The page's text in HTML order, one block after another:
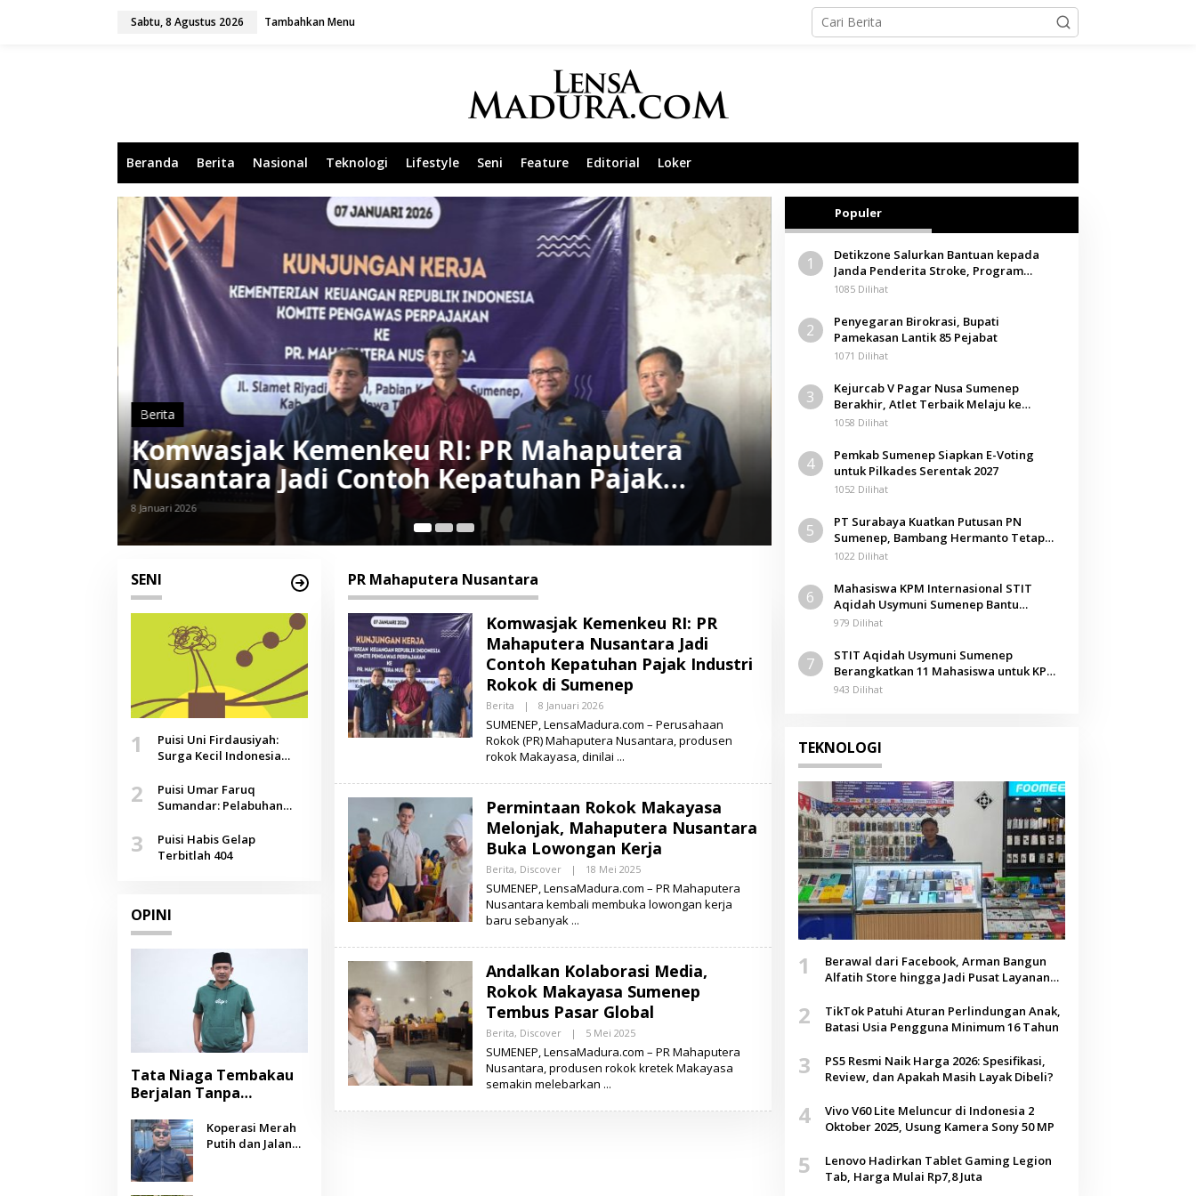
Sabtu, 8 Agustus 2026 Tambahkan Menu
Beranda Berita Nasional Teknologi Lifestyle Seni Feature Editorial Loker
Berita Discover
Permintaan Rokok Makayasa Melonjak,
Mahaputera Nusantara Buka Lowongan Kerja
18 Mei 2025
Berita ,Discover
Andalkan Kolaborasi Media,
Sumenep Tembus Pasar Global
SENI
1
Puisi Uni Firdausiyah:
Surga Kecil Indonesia
Doa yang Jauh, Narasi
Agustus
2
Puisi Umar Faruq
Sumandar: Pelabuhan
Selendang Benang Merah
Lombang
3
Puisi Habis Gelap
Terbitlah 404
OPINI
Tata Niaga Tembakau
Berjalan Tanpa
Negara Berpihak
kepada Petani?
Koperasi Merah
Putih dan Jalan
PR Mahaputera Nusantara
Komwasjak Kemenkeu RI: PR
Mahaputera Nusantara Jadi
Contoh Kepatuhan Pajak Industri
Rokok di Sumenep
Berita | 8 Januari 2026O
E
H
L
A
M
A
U
R
SUMENEP, LensaMadura.com – Perusahaan
Rokok (PR) Mahaputera Nusantara, produsen
rokok Makayasa, dinilai
Permintaan Rokok Makayasa
Melonjak, Mahaputera Nusantara
Buka Lowongan Kerja
Berita, Discover | 18 Mei 2025O
E
H
A
M
A
U
SUMENEP, LensaMadura.com – PR Mahaputera
Nusantara kembali membuka lowongan kerja
baru sebanyak
Andalkan Kolaborasi Media,
Rokok Makayasa Sumenep
Tembus Pasar Global
Berita, Discover | 5 Mei 2025O
E
H
SUMENEP, LensaMadura.com – PR Mahaputera
Nusantara, produsen rokok kretek Makayasa
semakin melebarkan
Populer
1
Detikzone Salurkan Bantuan kepada
Janda Penderita Stroke, Program
Berbagi Masuki Hari ke-61
1085 Dilihat
2
Penyegaran Birokrasi, Bupati
Pamekasan Lantik 85 Pejabat
1071 Dilihat
3
Kejurcab V Pagar Nusa Sumenep
Berakhir, Atlet Terbaik Melaju ke
Kejurwil Jatim
1058 Dilihat
4
Pemkab Sumenep Siapkan E-Voting
untuk Pilkades Serentak 2027
1052 Dilihat
5
PT Surabaya Kuatkan Putusan PN
Sumenep, Bambang Hermanto Tetap
Dinyatakan Pemilik Sah Tanah di
1022 Dilihat
6
Mahasiswa KPM Internasional STIT
Aqidah Usymuni Sumenep Bantu
Pengurusan Jenazah WNI di Malaysia
979 Dilihat
7
STIT Aqidah Usymuni Sumenep
Berangkatkan 11 Mahasiswa untuk KPM
Internasional di Malaysia
943 Dilihat
TEKNOLOGI
1
Berawal dari Facebook, Arman Bangun
Alfatih Store hingga Jadi Pusat Layanan
2
TikTok Patuhi Aturan Perlindungan Anak,
Batasi Usia Pengguna Minimum 16 Tahun
3
PS5 Resmi Naik Harga 2026: Spesifikasi,
Review, dan Apakah Masih Layak Dibeli?
4
Vivo V60 Lite Meluncur di Indonesia 2
Oktober 2025, Usung Kamera Sony 50 MP
5
Lenovo Hadirkan Tablet Gaming Legion
Tab, Harga Mulai Rp7,8 Juta